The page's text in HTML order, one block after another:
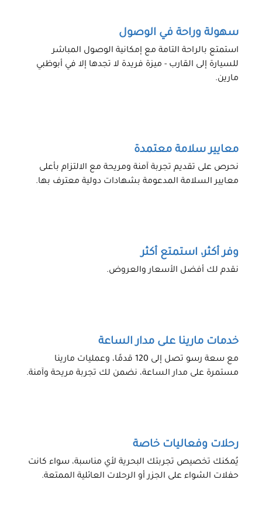
سهولة وراحة في الوصول
استمتع بالراحة التامة مع إمكانية الوصول المباشر
للسيارة إلى القارب - ميزة فريدة لا تجدها إلا في أبوظبي
مارين.
معايير سلامة معتمدة
نحرص على تقديم تجربة آمنة ومريحة مع الالتزام بأعلى
معايير السلامة المدعومة بشهادات دولية معترف بها.
وفر أكثر، استمتع أكثر
نقدم لك أفضل الأسعار والعروض.
خدمات مارينا على مدار الساعة
مع سعة رسو تصل إلى 120 قدمًا، وعمليات مارينا
مستمرة على مدار الساعة، نضمن لك تجربة مريحة وآمنة.
رحلات وفعاليات خاصة
يُمكنك تخصيص تجربتك البحرية لأي مناسبة، سواء كانت
حفلات الشواء على الجزر أو الرحلات العائلية الممتعة.